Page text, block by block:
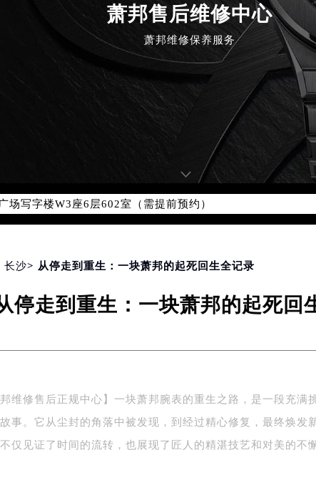
萧邦售后维修中心
萧邦维修保养服务
服务热线：400-885-0231
885-0231，服务覆盖中国大陆、香港、澳门、台湾全部区域
华熙国际中心写字楼D座11层1102室（北京总部）（需提前预
场写字楼W3座6层602室（需提前预约）
际金融中心写字楼26层2603室（需提前预约）
国际广场写字楼8层806室（需提前预约）
传媒中心写字楼5号楼10层1008室（需提前预约）
士广场办公楼20层2009室（需提前预约）
大厦写字楼A座5层503-5室（需提前预约）
万达广场写字楼4号楼22层2209室（需提前预约）
长沙> 从停走到重生：一块萧邦的起死回生全记录
停走到重生：一块萧邦的起死回
邦维修售后正规中心】一块萧邦腕表的重生之路，是一段充满
事。它从尘封的角落中被发现，到经过精心修复，最终焕发
仅见证了时间的流转，也展现了匠人的精湛技艺和对美的不